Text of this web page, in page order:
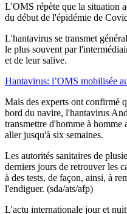
L'OMS répète que la situation
du début de l'épidémie de
L'hantavirus se transmet
le plus souvent par
et de leur salive.
Hantavirus: l’OMS mobilisée
Mais des experts ont confirmé
bord du navire, l'hantavirus
transmettre d'homme à
aller jusqu'à six semaines.
Les autorités sanitaires de
derniers jours de retrouver les
à des tests, de façon, ainsi, à
l'endiguer. (sda/ats/afp)
L'actu internationale jour et nuit